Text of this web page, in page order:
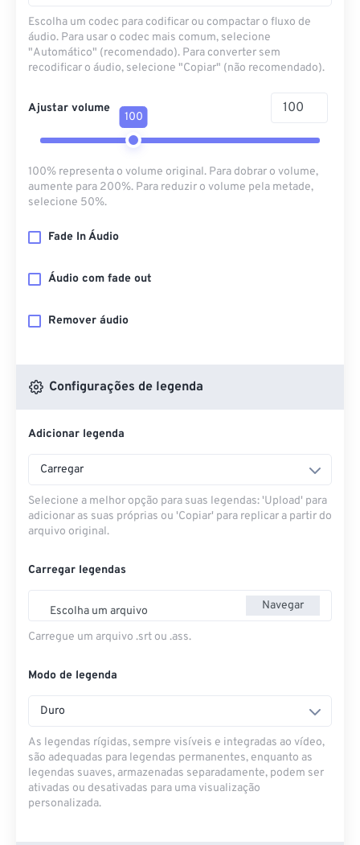
Escolha um codec para codificar ou compactar o fluxo de
áudio. Para usar o codec mais comum, selecione
"Automático" (recomendado). Para converter sem
recodificar o áudio, selecione "Copiar" (não recomendado).
Ajustar volume
100
100% representa o volume original. Para dobrar o volume,
aumente para 200%. Para reduzir o volume pela metade,
selecione 50%.
Fade In Áudio
Áudio com fade out
Remover áudio
Configurações de legenda
Adicionar legenda
Carregar
Selecione a melhor opção para suas legendas: 'Upload' para
adicionar as suas próprias ou 'Copiar' para replicar a partir do
arquivo original.
Carregar legendas
Escolha um arquivo Navegar
Carregue um arquivo .srt ou .ass.
Modo de legenda
Duro
As legendas rígidas, sempre visíveis e integradas ao vídeo,
são adequadas para legendas permanentes, enquanto as
legendas suaves, armazenadas separadamente, podem ser
ativadas ou desativadas para uma visualização
personalizada.